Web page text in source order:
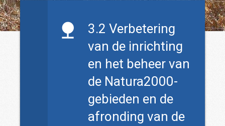
3.2 Verbetering
van de inrichting
en het beheer van
de Natura2000-
gebieden en de
afronding van de